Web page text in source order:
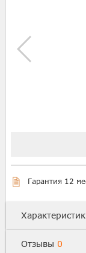
Гарантия 12
Отзывы 0